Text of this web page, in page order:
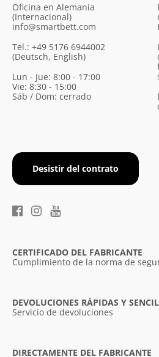
Oficina en Alemania
(Internacional)
info@smartbett.com
Tel.: +49 5176 6944002
(Deutsch, English)
Lun - Jue: 8:00 - 17:00
Vie: 8:30 - 15:00
Sáb / Dom: cerrado
Desistir del contrato
CERTIFICADO DEL FABRICANTE
Cumplimiento de la norma de
DEVOLUCIONES RÁPIDAS Y
Servicio de devoluciones
DIRECTAMENTE DEL FABRICANTE